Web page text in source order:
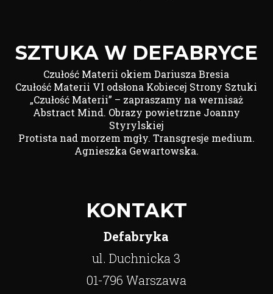
SZTUKA W DEFABRYCE
Czułość Materii okiem Dariusza Bresia
Czułość Materii VI odsłona Kobiecej Strony Sztuki
„Czułość Materii” – zapraszamy na wernisaż
Abstract Mind. Obrazy powietrzne Joanny
Styrylskiej
Protista nad morzem mgły. Transgresje medium.
Agnieszka Gewartowska.
KONTAKT
Defabryka
ul. Duchnicka 3
01-796 Warszawa